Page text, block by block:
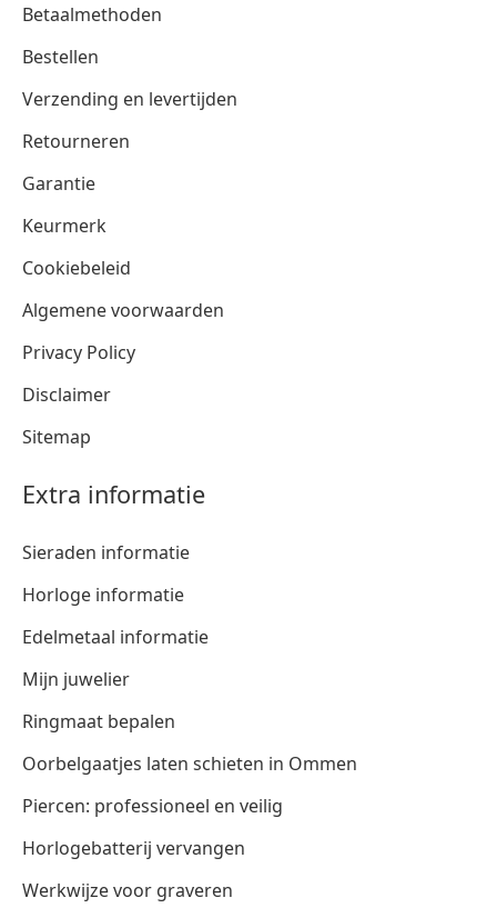
Betaalmethoden
Bestellen
Verzending en levertijden
Retourneren
Garantie
Keurmerk
Cookiebeleid
Algemene voorwaarden
Privacy Policy
Disclaimer
Sitemap
Extra informatie
Sieraden informatie
Horloge informatie
Edelmetaal informatie
Mijn juwelier
Ringmaat bepalen
Oorbelgaatjes laten schieten in Ommen
Piercen: professioneel en veilig
Horlogebatterij vervangen
Werkwijze voor graveren